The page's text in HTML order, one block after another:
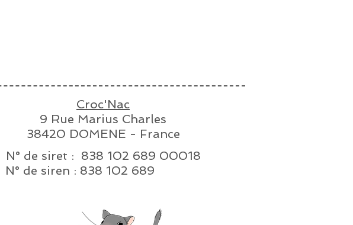
Croc'Nac
9 Rue Marius Charles
38420 DOMENE - France
N° de siret : 838 102 689 00018
N° de siren : 838 102 689